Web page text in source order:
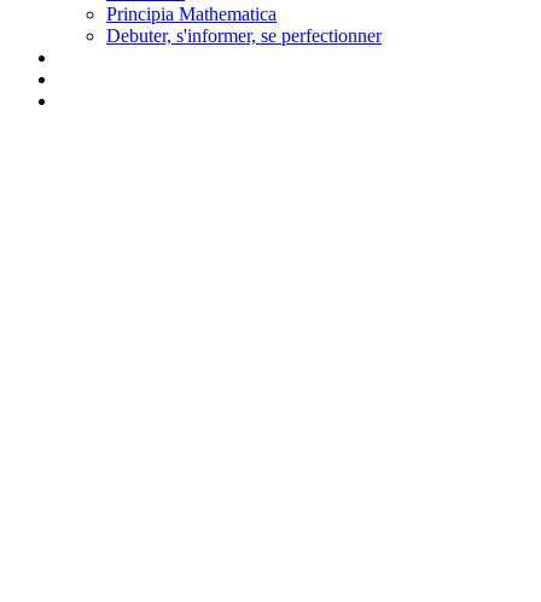
Principia Mathematica
Debuter, s'informer, se perfectionner